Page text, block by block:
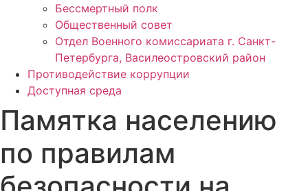
Бессмертный полк
Общественный совет
Отдел Военного комиссариата г. Санкт-
Петербурга, Василеостровский район
Противодействие коррупции
Доступная среда
Памятка населению
по правилам